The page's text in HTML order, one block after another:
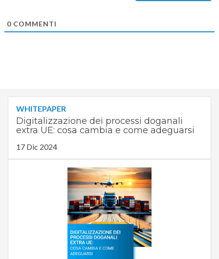
0COMMENTI
WHITEPAPER
Digitalizzazione dei processi doganali
extra UE: cosa cambia e come adeguarsi
17 Dic 2024